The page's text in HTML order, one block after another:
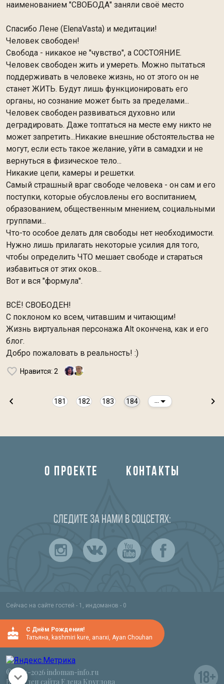
наименованием "СВОБОДА" заняли своё место
Спасибо Лене (ElenaVasta) и медитации!
Человек свободен!
Свобода - никакое не "чувство", а СОСТОЯНИЕ.
Человек свободен жить и умереть. Можно пытаться
поддерживать в человеке жизнь, но от этого он не
станет ЖИТЬ. Будут лишь функционировать его
органы, но сознание может быть за пределами...
Человек свободен развиваться духовно или
деградировать. Даже топтаться на месте ему никто не
может запретить...Никакие внешние обстоятельства не
могут, если есть такое желание, уйти в самадхи и не
вернуться в физическое тело...
Никакие цепи, камеры и решетки.
Самый страшный враг свободе человека - он сам и его
поступки, которые обусловлены его воспитанием,
образованием, общественным мнением, социальными
группами...
Что-то особое делать для свободы нет необходимости.
Нужно лишь прилагать некоторые усилия для того,
чтобы определить ЧТО мешает свободе и стараться
избавиться от этих оков...
Вот и вся "формула".
ВСЁ! СВОБОДЕН!
С поклоном ко всем, читавшим и читающим!
Жизнь виртуальная персонажа Alt окончена, как и его
блог.
Добро пожаловать в реальность! :)
Нравится: 2
181 182 183 184
О ПРОЕКТЕ КОНТАКТЫ
Следите за нами в соцсетях:
Сейчас на сайте гостей - 1, индоманов - 0
C Днём Рождения!
Татьяна, kashmiri kure, anarxi, Ayan Chouhan
© 2012-2026 indoman-info.ru
Владелец сайта Елена Круглова